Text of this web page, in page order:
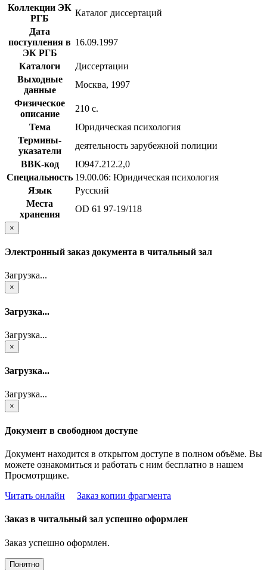
Коллекции ЭК
РГБ
Каталог диссертаций
Дата
поступления в
ЭК РГБ
16.09.1997
Каталоги
Диссертации
Выходные
данные
Москва, 1997
Физическое
описание
210 с.
Тема
Юридическая психология
Термины-
указатели
деятельность зарубежной полиции
BBK-код
Ю947.212.2,0
Специальность 19.00.06: Юридическая психология
Язык
Русский
Места
хранения
OD 61 97-19/118
×
Электронный заказ документа в читальный зал
Загрузка...
×
Загрузка...
Загрузка...
×
Загрузка...
Загрузка...
×
Документ в свободном доступе
Документ находится в открытом доступе в полном объёме. Вы
можете ознакомиться и работать с ним бесплатно в нашем
Просмотрщике.
Читать онлайн
Заказ копии фрагмента
Заказ в читальный зал успешно оформлен
Заказ успешно оформлен.
Понятно